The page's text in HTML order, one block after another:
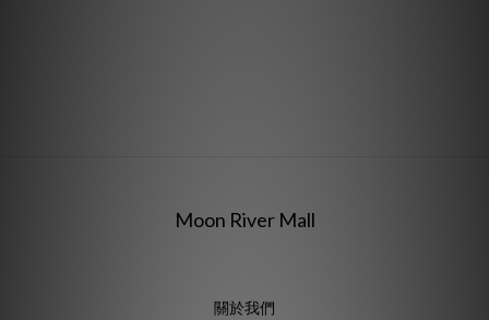
Moon River Mall
關於我們